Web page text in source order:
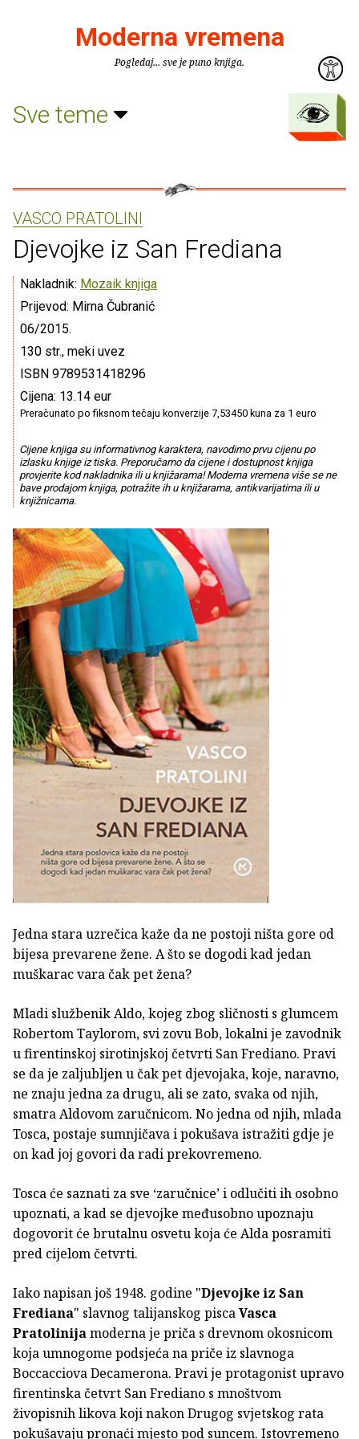
Moderna vremena
Pogledaj... sve je puno knjiga.
Sve teme
VASCO PRATOLINI
Djevojke iz San Frediana
Nakladnik: Mozaik knjiga
Prijevod: Mirna Čubranić
06/2015.
130 str., meki uvez
ISBN 9789531418296
Cijena: 13.14 eur
Preračunato po fiksnom tečaju konverzije 7,53450 kuna za 1 euro
Cijene knjiga su informativnog karaktera, navodimo prvu cijenu po
izlasku knjige iz tiska. Preporučamo da cijene i dostupnost knjiga
provjerite kod nakladnika ili u knjižarama! Moderna vremena više se ne
bave prodajom knjiga, potražite ih u knjižarama, antikvarijatima ili u
knjižnicama.
Jedna stara uzrečica kaže da ne postoji ništa gore od
bijesa prevarene žene. A što se dogodi kad jedan
muškarac vara čak pet žena?
Mladi službenik Aldo, kojeg zbog sličnosti s glumcem
Robertom Taylorom, svi zovu Bob, lokalni je zavodnik
u firentinskoj sirotinjskoj četvrti San Frediano. Pravi
se da je zaljubljen u čak pet djevojaka, koje, naravno,
ne znaju jedna za drugu, ali se zato, svaka od njih,
smatra Aldovom zaručnicom. No jedna od njih, mlada
Tosca, postaje sumnjičava i pokušava istražiti gdje je
on kad joj govori da radi prekovremeno.
Tosca će saznati za sve ‘zaručnice’ i odlučiti ih osobno
upoznati, a kad se djevojke međusobno upoznaju
dogovorit će brutalnu osvetu koja će Alda posramiti
pred cijelom četvrti.
Iako napisan još 1948. godine "Djevojke iz San
Frediana" slavnog talijanskog piscaVasca
Pratolinijamoderna je priča s drevnom okosnicom
koja umnogome podsjeća na priče iz slavnoga
Boccacciova Decamerona. Pravi je protagonist upravo
firentinska četvrt San Frediano s mnoštvom
živopisnih likova koji nakon Drugog svjetskog rata
pokušavaju pronaći mjesto pod suncem. Istovremeno